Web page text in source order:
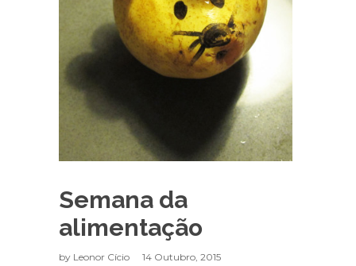
Semana da
alimentação
by Leonor Cício
14 Outubro, 2015